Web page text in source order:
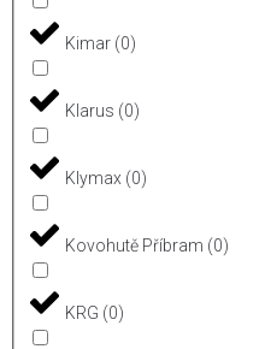
Kimar (0)
Klarus (0)
Klymax (0)
Kovohutě Příbram (0)
KRG (0)